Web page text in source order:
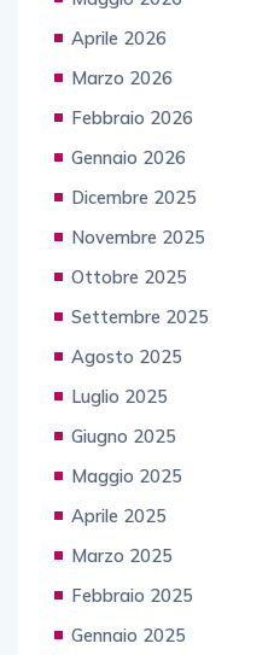
Aprile 2026
Marzo 2026
Febbraio 2026
Gennaio 2026
Dicembre 2025
Novembre 2025
Ottobre 2025
Settembre 2025
Agosto 2025
Luglio 2025
Giugno 2025
Maggio 2025
Aprile 2025
Marzo 2025
Febbraio 2025
Gennaio 2025